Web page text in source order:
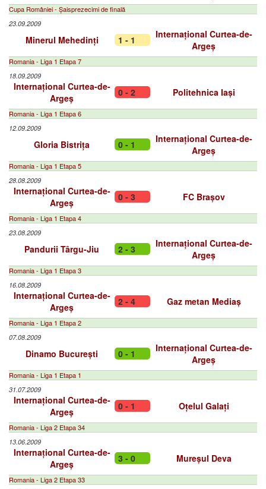
Cupa României - Șaisprezecimi de finală
23.09.2009
Minerul Mehedinți 1 - 1
Internațional Curtea-de-
Argeș
Romania - Liga 1 Etapa 7
18.09.2009
Internațional Curtea-de-
Argeș
0 - 2 Politehnica Iași
Romania - Liga 1 Etapa 6
12.09.2009
Gloria Bistrița 0 - 1
Internațional Curtea-de-
Argeș
Romania - Liga 1 Etapa 5
28.08.2009
Internațional Curtea-de-
Argeș
0 - 3 FC Brașov
Romania - Liga 1 Etapa 4
23.08.2009
Pandurii Târgu-Jiu 2 - 3
Internațional Curtea-de-
Argeș
Romania - Liga 1 Etapa 3
16.08.2009
Internațional Curtea-de-
Argeș
2 - 4 Gaz metan Mediaș
Romania - Liga 1 Etapa 2
07.08.2009
Dinamo București 0 - 1
Internațional Curtea-de-
Argeș
Romania - Liga 1 Etapa 1
31.07.2009
Internațional Curtea-de-
Argeș
0 - 1 Oțelul Galați
Romania - Liga 2 Etapa 34
13.06.2009
Internațional Curtea-de-
Argeș
3 - 0 Mureșul Deva
Romania - Liga 2 Etapa 33